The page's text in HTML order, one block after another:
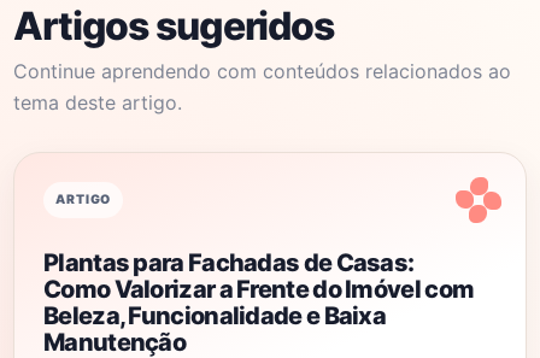
Artigos sugeridos
Continue aprendendo com conteúdos relacionados ao
tema deste artigo.
ARTIGO
Plantas para Fachadas de Casas:
Como Valorizar a Frente do Imóvel com
Beleza, Funcionalidade e Baixa
Manutenção